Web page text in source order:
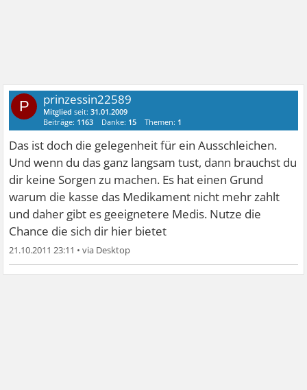
P prinzessin22589
Mitglied seit:31.01.2009
Beiträge: 1163 Danke: 15 Themen: 1
Das ist doch die gelegenheit für ein Ausschleichen.
Und wenn du das ganz langsam tust, dann brauchst du
dir keine Sorgen zu machen. Es hat einen Grund
warum die kasse das Medikament nicht mehr zahlt
und daher gibt es geeignetere Medis. Nutze die
Chance die sich dir hier bietet
21.10.2011 23:11 •